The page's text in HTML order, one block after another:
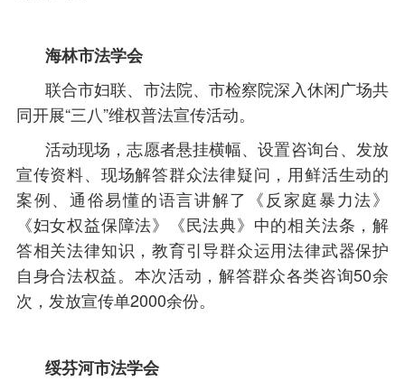
海林市法学会
联合市妇联、市法院、市检察院深入休闲广场共
同开展“三八”维权普法宣传活动。
活动现场，志愿者悬挂横幅、设置咨询台、发放
宣传资料、现场解答群众法律疑问，用鲜活生动的
案例、通俗易懂的语言讲解了《反家庭暴力法》
《妇女权益保障法》《民法典》中的相关法条，解
答相关法律知识，教育引导群众运用法律武器保护
自身合法权益。本次活动，解答群众各类咨询50余
次，发放宣传单2000余份。
绥芬河市法学会